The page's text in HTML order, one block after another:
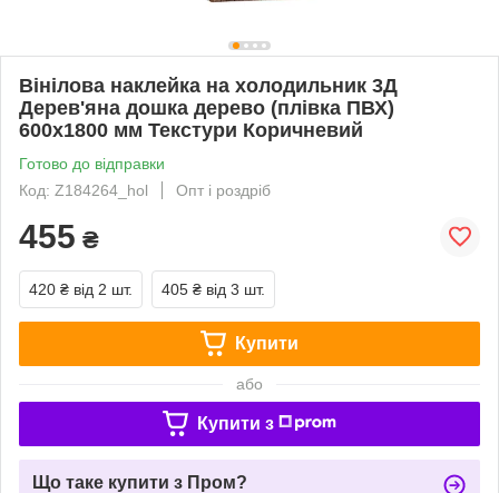
Вінілова наклейка на холодильник 3Д
Дерев'яна дошка дерево (плівка ПВХ)
600х1800 мм Текстури Коричневий
Готово до відправки
Код: Z184264_hol
Опт і роздріб
455 ₴
420 ₴ від 2 шт. 405 ₴ від 3 шт.
Купити
або
Купити з
Що таке купити з Пром?